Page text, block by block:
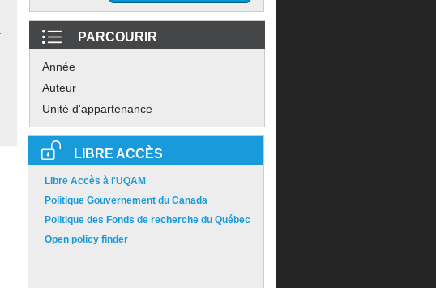
PARCOURIR
Année
Auteur
Unité d'appartenance
LIBRE ACCÈS
Libre Accès à l'UQAM
Politique Gouvernement du Canada
Politique des Fonds de recherche du Québec
Open policy finder